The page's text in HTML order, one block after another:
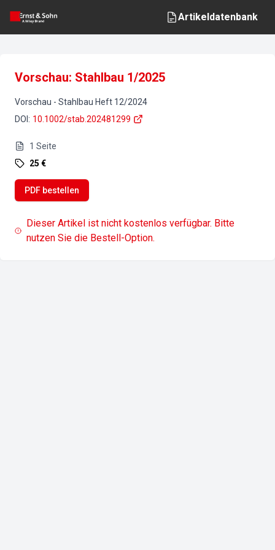
Artikeldatenbank
Vorschau: Stahlbau 1/2025
Vorschau - Stahlbau Heft 12/2024
DOI : 10.1002/stab.202481299
1 Seite
25 €
PDF bestellen
Dieser Artikel ist nicht kostenlos verfügbar. Bitte
nutzen Sie die Bestell-Option.